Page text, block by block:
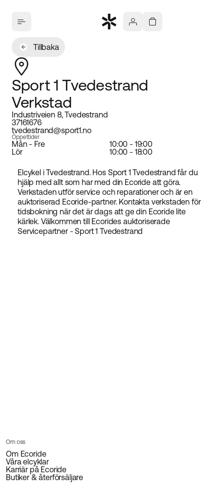
Tillbaka
Sport 1 Tvedestrand
Verkstad
Industriveien 8, Tvedestrand
37161676
tvedestrand@sport1.no
Öppettider
Mån - Fre
10:00 - 19:00
Lör
10:00 - 18:00
Elcykel i Tvedestrand. Hos Sport 1 Tvedestrand får du
hjälp med allt som har med din Ecoride att göra.
Verkstaden utför service och reparationer och är en
auktoriserad Ecoride-partner. Kontakta verkstaden för
tidsbokning när det är dags att ge din Ecoride lite
kärlek. Välkommen till Ecorides auktoriserade
Servicepartner - Sport 1 Tvedestrand
Om oss
Om Ecoride
Våra elcyklar
Karriär på Ecoride
Butiker & återförsäljare